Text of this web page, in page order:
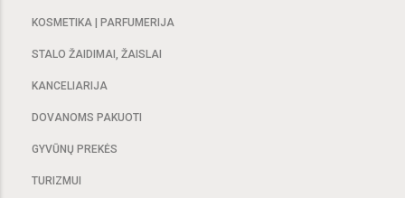
KOSMETIKA | PARFUMERIJA
STALO ŽAIDIMAI, ŽAISLAI
KANCELIARIJA
DOVANOMS PAKUOTI
GYVŪNŲ PREKĖS
TURIZMUI